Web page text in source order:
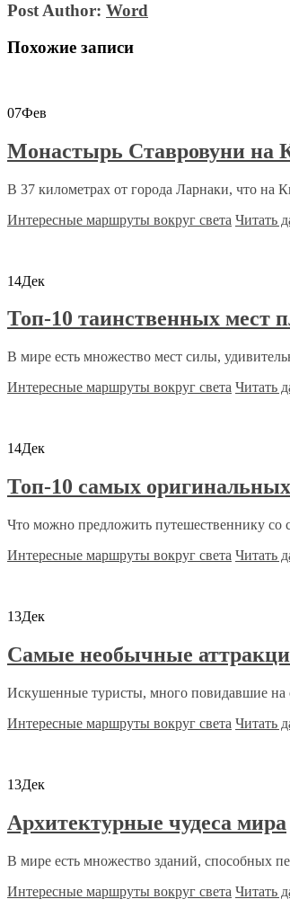
Post Author: Word
Похожие записи
07Фев
Монастырь Ставровуни на
В 37 километрах от города Ларнаки, что на
Интересные маршруты вокруг света Читать
14Дек
Топ-10 таинственных мест
В мире есть множество мест силы,
Интересные маршруты вокруг света Читать
14Дек
Топ-10 самых
Что можно предложить путешественнику со
Интересные маршруты вокруг света Читать
13Дек
Самые необычные
Искушенные туристы, много повидавшие на
Интересные маршруты вокруг света Читать
13Дек
Архитектурные чудеса мира
В мире есть множество зданий, способных
Интересные маршруты вокруг света Читать